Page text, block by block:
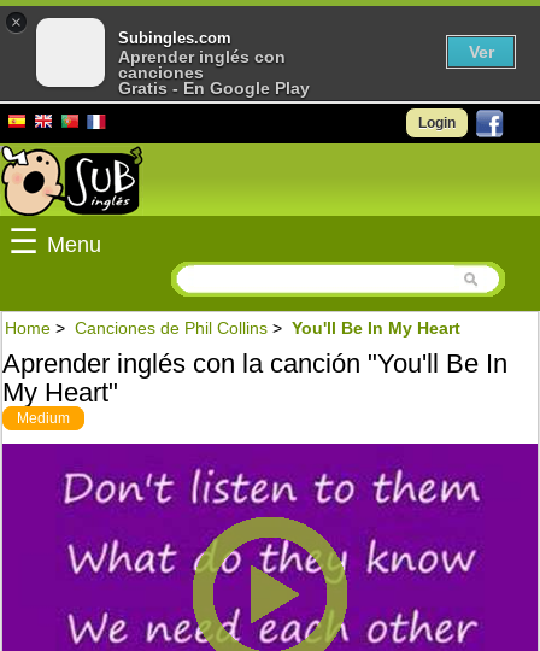
Login
☰ Menu
Home > Canciones de Phil Collins > You'll Be In My Heart
Aprender inglés con la canción "You'll Be In
My Heart"
Medium
×
Subingles.com
Aprender inglés con
canciones
Gratis - En Google Play
Ver